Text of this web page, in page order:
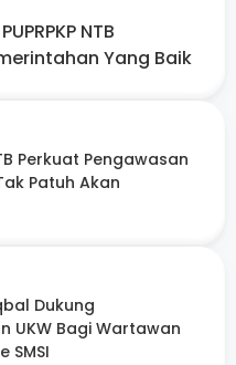
NTB
Yang Baik
Perkuat Pengawasan
Patuh Akan
Dukung
UKW Bagi Wartawan
SMSI